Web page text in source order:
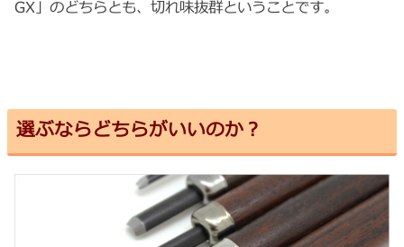
GX」のどちらとも、切れ味抜群ということです。
選ぶならどちらがいいのか？